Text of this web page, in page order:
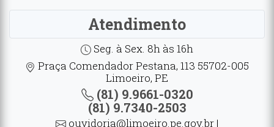
Atendimento
Seg. à Sex. 8h às 16h
Praça Comendador Pestana, 113 55702-005
Limoeiro, PE
(81) 9.9661-0320
(81) 9.7340-2503
ouvidoria@limoeiro.pe.gov.br |